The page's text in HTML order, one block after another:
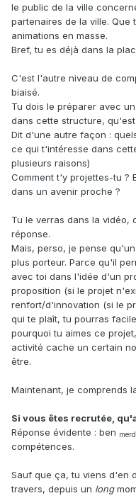
le public de la ville
partenaires de la ville.
animations en masse.
Bref, tu es déjà dans la
C'est l'autre niveau de
biaisé.
Tu dois le préparer avec
dans cette structure,
Dit d'une autre façon :
ce qui t'intéresse dans
plusieurs raisons)
Comment t'y projettes-tu ?
dans un avenir proche ?
Tu le verras dans la vidéo,
réponse.
Mais, perso, je pense
plus porteur. Parce qu'il
avec toi dans l'idée d'un
proposition (si le projet
renfort/d'innovation (si le
qui te plaît, tu pourras
pourquoi tu aimes ce
activité cache un certain
être.
Maintenant, je comprends
Si vous êtes recrutée,
Réponse évidente : ben
compétences.
Sauf que ça, tu viens d'en
travers, depuis un long